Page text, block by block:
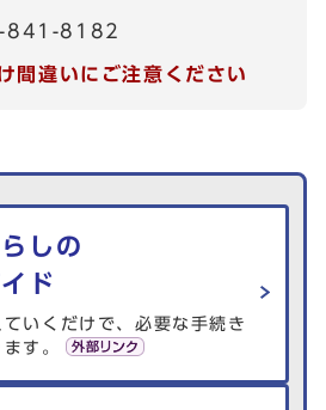
841-8182
間違いにご注意ください
しの
ド
いくだけで、必要な手続き
す。